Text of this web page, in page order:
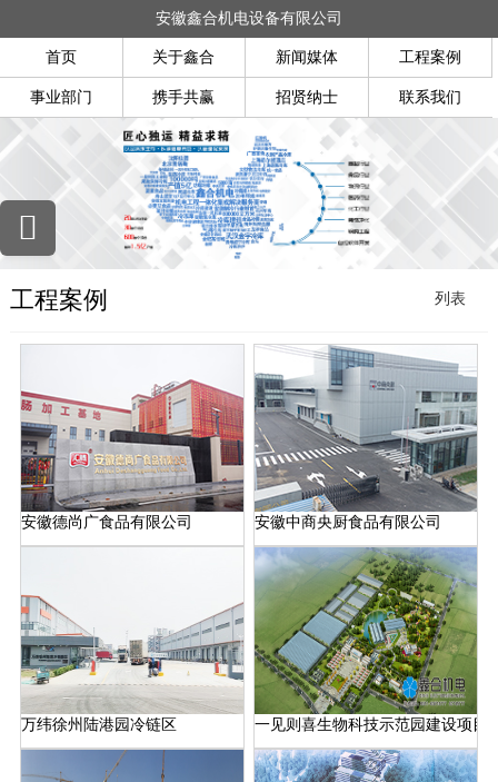
安徽鑫合机电设备有限公司
首页 关于鑫合 新闻媒体 工程案例
事业部门 携手共赢 招贤纳士 联系我们
工程案例 列表
安徽德尚广食品有限公司 安徽中商央厨食品有限公司
万纬徐州陆港园冷链区 一见则喜生物科技示范园建设项目